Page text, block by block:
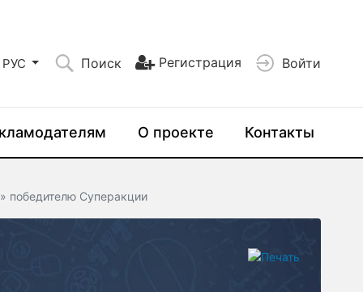
РУС Поиск Регистрация Войти
О проекте Контакты
победителю Суперакции